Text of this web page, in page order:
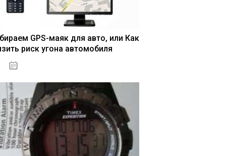
КрасногорскнетНародного
нетДомодедово нетОдинцово
GPS-маяк для авто, или Как
риск угона автомобиля